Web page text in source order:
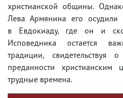
христианской общины.
Лева Армянина его осудили
в Евдокиаду, где он и
Исповедника остается
традиции,
преданности
трудные времена.